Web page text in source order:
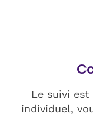
Le suivi
individuel,